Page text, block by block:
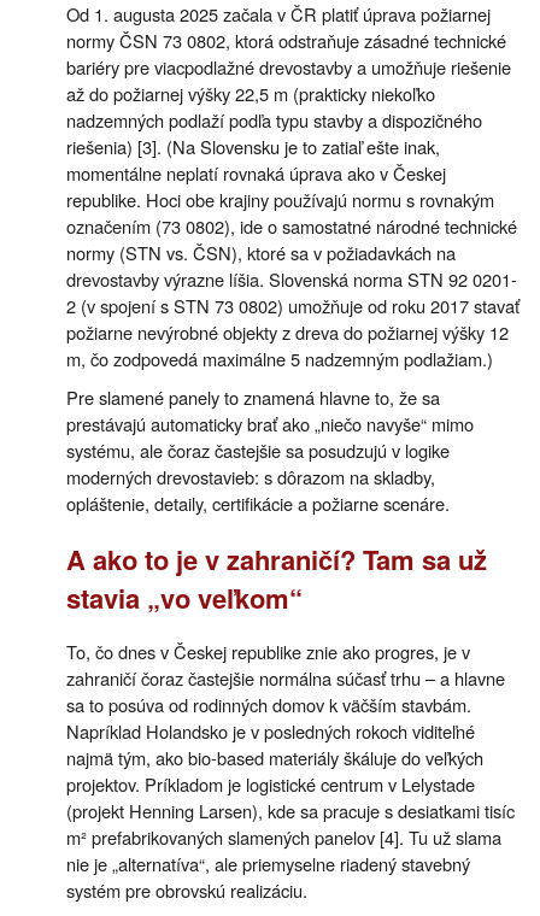
Od 1. augusta 2025 začala v ČR platiť úprava požiarnej
normy ČSN 73 0802, ktorá odstraňuje zásadné technické
bariéry pre viacpodlažné drevostavby a umožňuje riešenie
až do požiarnej výšky 22,5 m (prakticky niekoľko
nadzemných podlaží podľa typu stavby a dispozičného
riešenia) [3]. (Na Slovensku je to zatiaľ ešte inak,
momentálne neplatí rovnaká úprava ako v Českej
republike. Hoci obe krajiny používajú normu s rovnakým
označením (73 0802), ide o samostatné národné technické
normy (STN vs. ČSN), ktoré sa v požiadavkách na
drevostavby výrazne líšia. Slovenská norma STN 92 0201-
2 (v spojení s STN 73 0802) umožňuje od roku 2017 stavať
požiarne nevýrobné objekty z dreva do požiarnej výšky 12
m, čo zodpovedá maximálne 5 nadzemným podlažiam.)
Pre slamené panely to znamená hlavne to, že sa
prestávajú automaticky brať ako „niečo navyše“ mimo
systému, ale čoraz častejšie sa posudzujú v logike
moderných drevostavieb: s dôrazom na skladby,
opláštenie, detaily, certifikácie a požiarne scenáre.
A ako to je v zahraničí? Tam sa už
stavia „vo veľkom“
To, čo dnes v Českej republike znie ako progres, je v
zahraničí čoraz častejšie normálna súčasť trhu – a hlavne
sa to posúva od rodinných domov k väčším stavbám.
Napríklad Holandsko je v posledných rokoch viditeľné
najmä tým, ako bio-based materiály škáluje do veľkých
projektov. Príkladom je logistické centrum v Lelystade
(projekt Henning Larsen), kde sa pracuje s desiatkami tisíc
m² prefabrikovaných slamených panelov [4]. Tu už slama
nie je „alternatíva“, ale priemyselne riadený stavebný
systém pre obrovskú realizáciu.